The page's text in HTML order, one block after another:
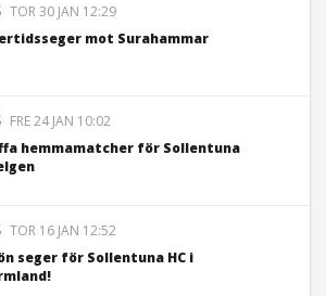
TOR 30 JAN 12:29
mot Surahammar
FRE 24 JAN 10:02
hemmamatcher för Sollentuna
TOR 16 JAN 12:52
seger för Sollentuna HC i